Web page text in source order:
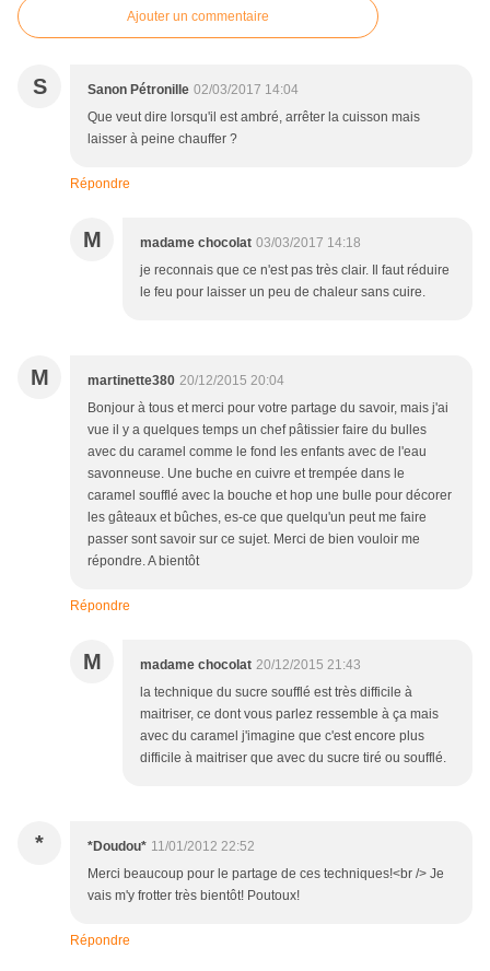
Ajouter un commentaire
S Sanon Pétronille 02/03/2017 14:04
Que veut dire lorsqu'il est ambré, arrêter la cuisson mais
laisser à peine chauffer ?
Répondre
M madame chocolat 03/03/2017 14:18
je reconnais que ce n'est pas très clair. Il faut réduire
le feu pour laisser un peu de chaleur sans cuire.
M martinette380 20/12/2015 20:04
Bonjour à tous et merci pour votre partage du savoir, mais j'ai
vue il y a quelques temps un chef pâtissier faire du bulles
avec du caramel comme le fond les enfants avec de l'eau
savonneuse. Une buche en cuivre et trempée dans le
caramel soufflé avec la bouche et hop une bulle pour décorer
les gâteaux et bûches, es-ce que quelqu'un peut me faire
passer sont savoir sur ce sujet. Merci de bien vouloir me
répondre. A bientôt
Répondre
M madame chocolat 20/12/2015 21:43
la technique du sucre soufflé est très difficile à
maitriser, ce dont vous parlez ressemble à ça mais
avec du caramel j'imagine que c'est encore plus
difficile à maitriser que avec du sucre tiré ou soufflé.
* *Doudou* 11/01/2012 22:52
Merci beaucoup pour le partage de ces techniques!<br /> Je
vais m'y frotter très bientôt! Poutoux!
Répondre